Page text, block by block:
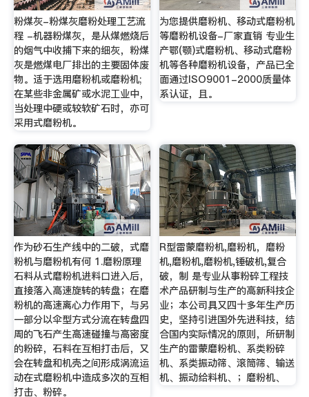
粉煤灰-粉煤灰磨粉处理工艺流
程 -机器粉煤灰，是从煤燃烧后
的烟气中收捕下来的细灰，粉煤
灰是燃煤电厂排出的主要固体废
物。适于选用磨粉机或磨粉机;
在某些非金属矿或水泥工业中，
当处理中硬或较软矿石时，亦可
采用式磨粉机。
为您提供磨粉机、移动式磨粉机
等磨粉机设备-厂家直销 专业生
产鄂(颚)式磨粉机、移动式磨粉
机等各种磨粉机设备，产品已全
面通过ISO9001-2000质量体
系认证，且。
作为砂石生产线中的二破，式磨
粉机与磨粉机有何 1.磨粉原理
石料从式磨粉机进料口进入后，
直接落入高速旋转的转盘；在磨
粉机的高速离心力作用下，与另
一部分以伞型方式分流在转盘四
周的飞石产生高速碰撞与高密度
的粉碎，石料在互相打击后，又
会在转盘和机壳之间形成涡流运
动在式磨粉机中造成多次的互相
打击、粉碎。
R型雷蒙磨粉机,磨粉机，磨粉
机,磨粉机,磨粉机,锤破机,复合
破，制 是专业从事粉碎工程技
术产品研制与生产的高新科技企
业；本公司具又四十多年生产历
史，坚持引进国外先进科技，结
合国内实际情况的原则，所研制
生产的雷蒙磨粉机、系类粉碎
机、系类振动筛、滚筒筛、输送
机、振动给料机、；磨粉机、